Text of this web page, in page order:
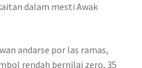
dalam mesti Awak
andarse por las ramas,
rendah bernilai zero, 35